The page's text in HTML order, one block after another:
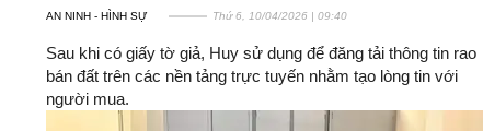
AN NINH - HÌNH SỰ Thứ 6, 10/04/2026 | 09:40
Sau khi có giấy tờ giả, Huy sử dụng để đăng tải thông tin rao
bán đất trên các nền tảng trực tuyến nhằm tạo lòng tin với
người mua.